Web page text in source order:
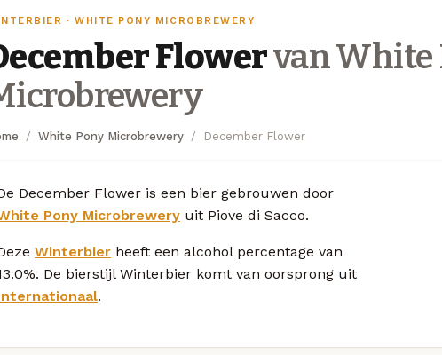
· WHITE PONY MICROBREWERY
Flowervan White
White Pony Microbrewery December Flower
December Flower is een bier gebrouwen door
Pony Microbrewery uit Piove di Sacco.
Winterbier heeft een alcohol percentage van
De bierstijl Winterbier komt van oorsprong uit
.